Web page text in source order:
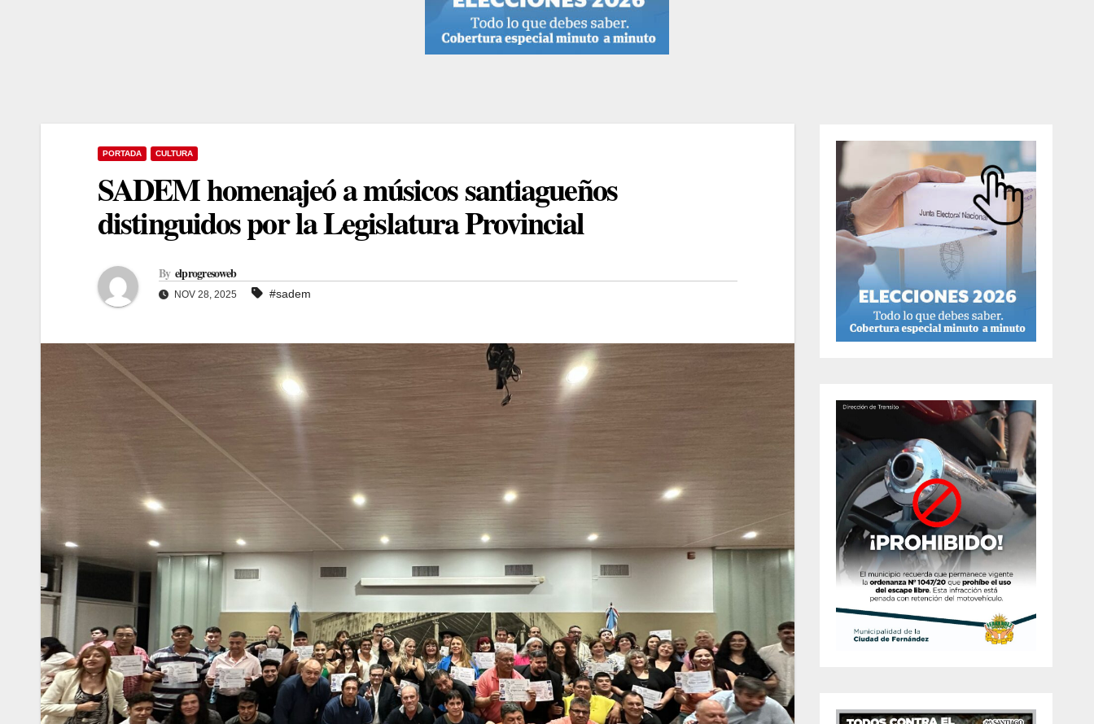
PORTADA CULTURA
SADEM homenajeó a músicos santiagueños
distinguidos por la Legislatura Provincial
By elprogresoweb
NOV 28, 2025 #sadem